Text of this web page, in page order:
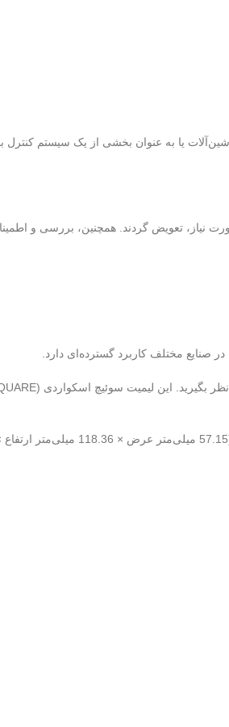
یا به عنوان بخشی از یک سیستم کنترل
تعویض گردند. همچنین، بررسی و